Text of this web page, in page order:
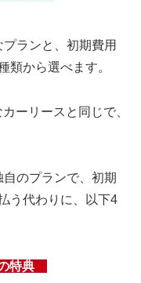
ランと、初期費用
類から選べます。
ーリースと同じで、
のプランで、初期
う代わりに、以下4
特典